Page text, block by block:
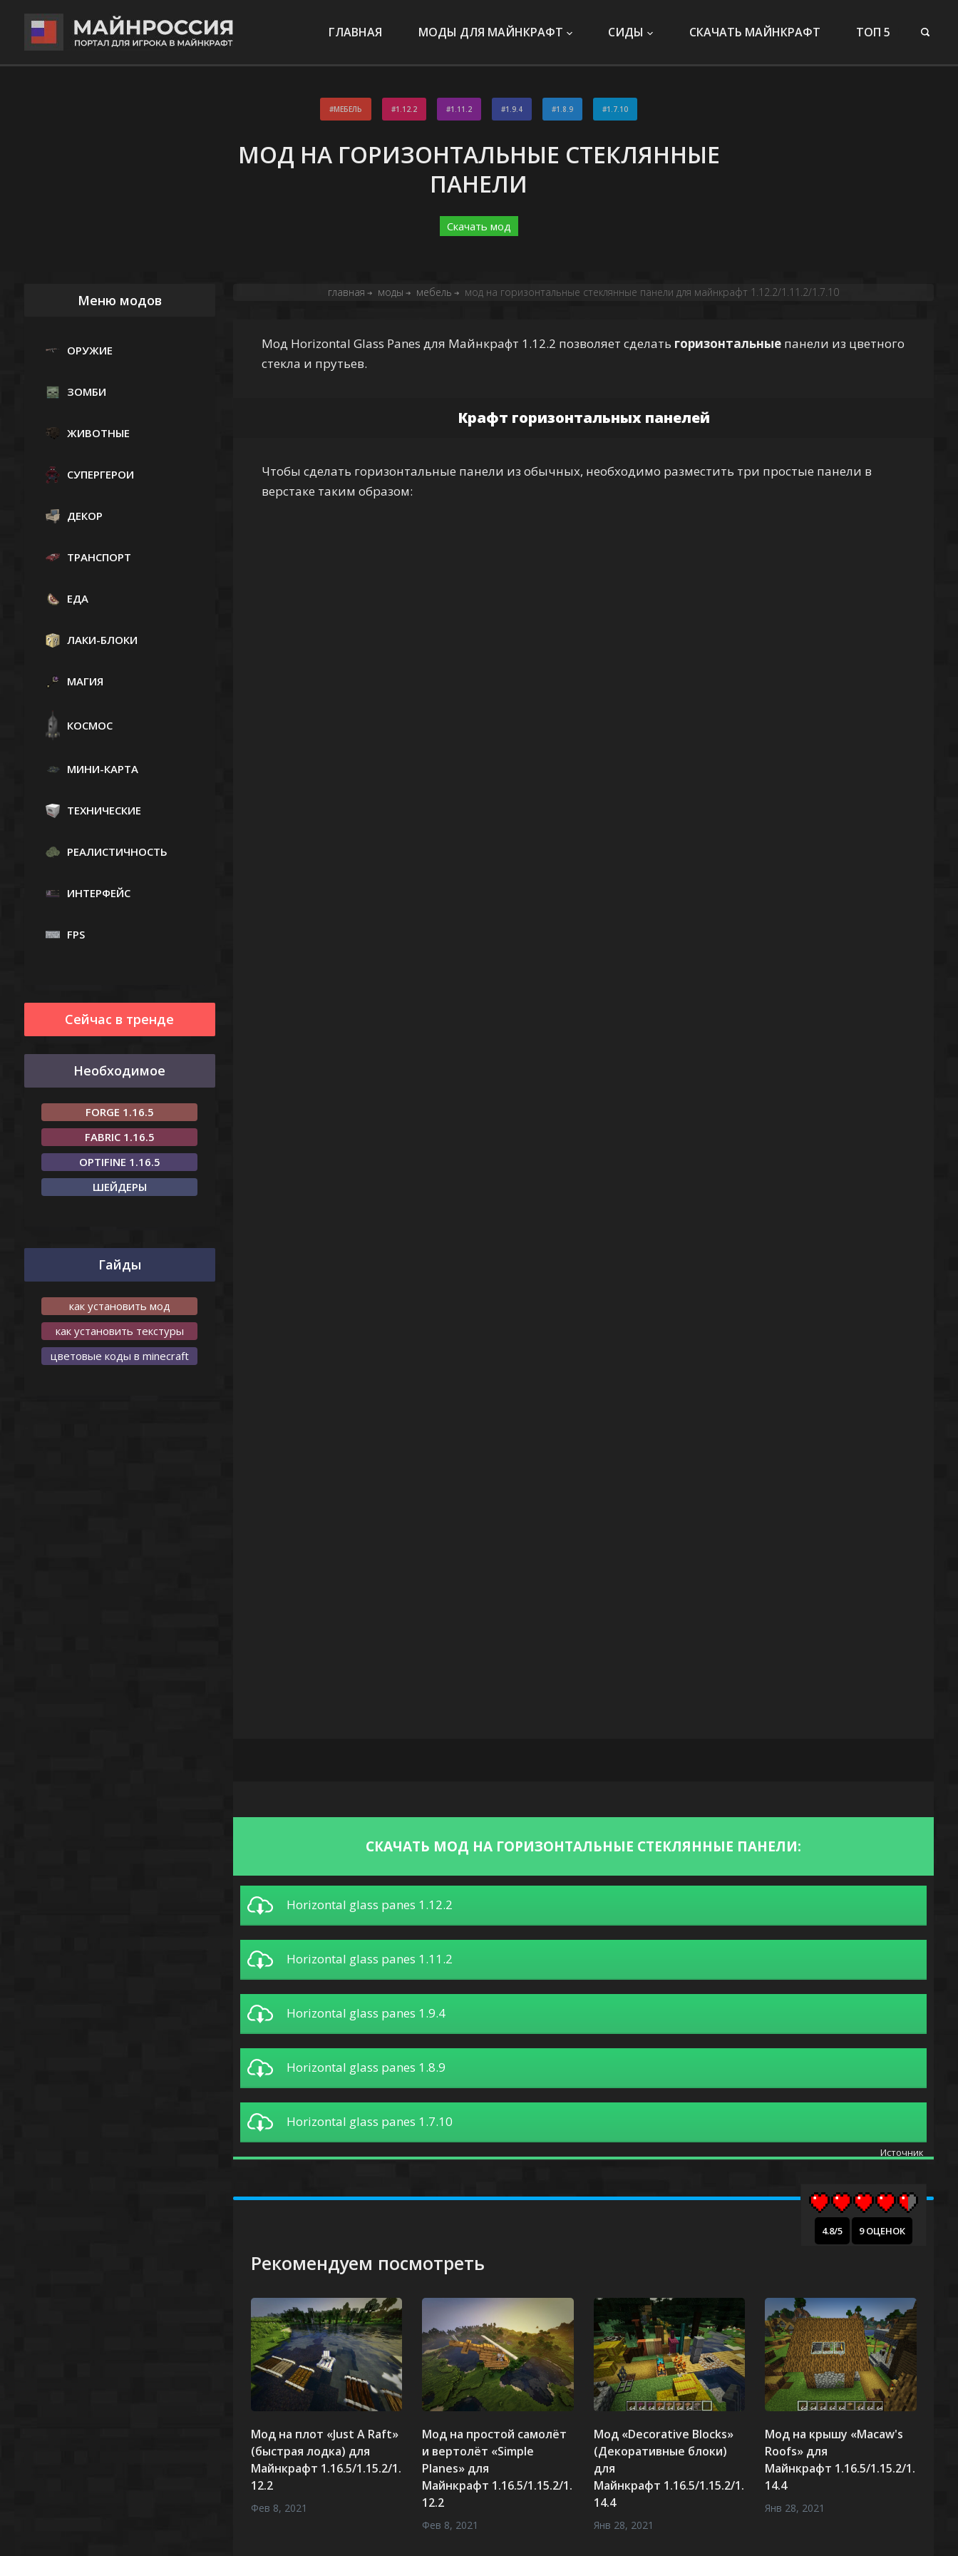
ГЛАВНАЯ МОДЫ ДЛЯ МАЙНКРАФТ СИДЫ СКАЧАТЬ МАЙНКРАФТ ТОП 5
МЕБЕЛЬ 1.12.2 1.11.2 1.9.4 1.8.9 1.7.10
МОД НА ГОРИЗОНТАЛЬНЫЕ СТЕКЛЯННЫЕ
ПАНЕЛИ
Скачать мод
главная ➔ моды ➔ мебель ➔ мод на горизонтальные стеклянные панели для майнкрафт 1.12.2/1.11.2/1.7.10
Мод Horizontal Glass Panes для Майнкрафт 1.12.2 позволяет сделать горизонтальные панели из цветного
стекла и прутьев.
Крафт горизонтальных панелей
Чтобы сделать горизонтальные панели из обычных, необходимо разместить три простые панели в
верстаке таким образом:
СКАЧАТЬ МОД НА ГОРИЗОНТАЛЬНЫЕ СТЕКЛЯННЫЕ ПАНЕЛИ:
Horizontal glass panes 1.12.2
Horizontal glass panes 1.11.2
Horizontal glass panes 1.9.4
Horizontal glass panes 1.8.9
Horizontal glass panes 1.7.10
Источник
4.8/5 9 ОЦЕНОК
Рекомендуем посмотреть
Мод на плот «Just A Raft»
(быстрая лодка) для
Майнкрафт 1.16.5/1.15.2/1.
12.2
Фев 8, 2021
Мод на простой самолёт
и вертолёт «Simple
Planes» для
Майнкрафт 1.16.5/1.15.2/1.
12.2
Фев 8, 2021
Мод «Decorative Blocks»
(Декоративные блоки)
для
Майнкрафт 1.16.5/1.15.2/1.
14.4
Янв 28, 2021
Мод на крышу «Macaw's
Roofs» для
Майнкрафт 1.16.5/1.15.2/1.
14.4
Янв 28, 2021
Меню модов
ОРУЖИЕ
ЗОМБИ
ЖИВОТНЫЕ
СУПЕРГЕРОИ
ДЕКОР
ТРАНСПОРТ
ЕДА
ЛАКИ-БЛОКИ
МАГИЯ
КОСМОС
МИНИ-КАРТА
ТЕХНИЧЕСКИЕ
РЕАЛИСТИЧНОСТЬ
ИНТЕРФЕЙС
FPS
Сейчас в тренде
Необходимое
FORGE 1.16.5
FABRIC 1.16.5
OPTIFINE 1.16.5
ШЕЙДЕРЫ
Гайды
как установить мод
как установить текстуры
цветовые коды в minecraft